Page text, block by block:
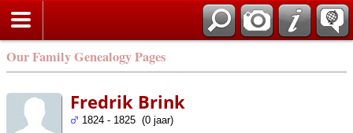
Our Family Genealogy Pages
Fredrik Brink
1824 - 1825 (0 jaar)